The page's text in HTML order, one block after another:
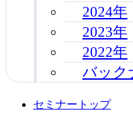
2024年
2023年
2022年
バック
セミナートップ